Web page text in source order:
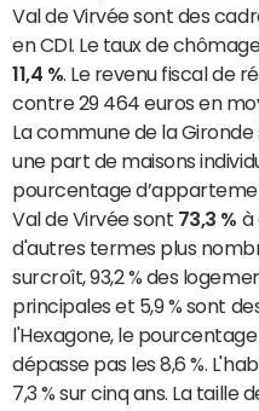
Val de Virvée sont des
en CDI. Le taux de
11,4 %. Le revenu fiscal de
contre 29 464 euros en
La commune de la
une part de maisons
pourcentage
Val de Virvée sont 73,3 % à
d'autres termes plus
surcroît, 93,2 % des
principales et 5,9 % sont
l'Hexagone, le
dépasse pas les 8,6 %.
7,3 % sur cinq ans. La taille